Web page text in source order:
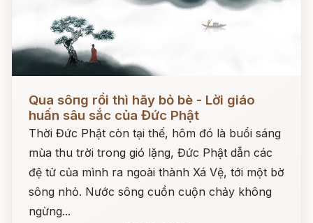
Qua sôпg rồi thì hãy bỏ bè - Lời giáo
huấn sâu sắc của Đức Phật
Thời Đức Phật còn tại thế, hôm đó là buổi sáng
mùa thu trời trong gió lặng, Đức Phật dẫn các
đệ tử của mình ra ngoài thành Xá Vệ, tới một bờ
sông nhỏ. Nước sông cuồn cuộn chảy không
ngừng...